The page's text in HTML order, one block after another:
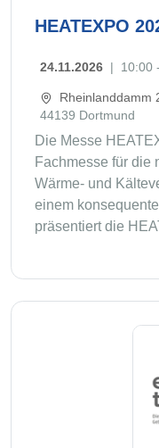
HEATEXPO
24.11.2026 | 10:00
Rheinlanddamm
44139 Dortmund
Die Messe
Fachmesse für die
Wärme- und
einem
präsentiert die